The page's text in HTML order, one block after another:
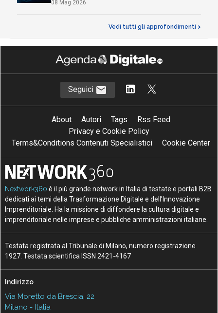
08 Mag 2026
Vedi tutti gli approfondimenti >
Seguici
About Autori Tags
Rss Feed
Privacy e Cookie Policy
Terms&Conditions Contenuti Specialistici
Cookie Center
Nextwork360 è il più grande network in Italia di testate e portali B2B
dedicati ai temi della Trasformazione Digitale e dell’Innovazione
Imprenditoriale. Ha la missione di diffondere la cultura digitale e
imprenditoriale nelle imprese e pubbliche amministrazioni italiane.
Testata registrata al Tribunale di Milano, numero registrazione
1927. Testata scientifica ISSN 2421-4167
Indirizzo
Via Moretto da Brescia, 22
Milano - Italia